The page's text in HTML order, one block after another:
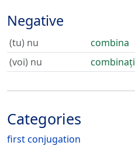
Negative
(tu) nu
combina
(voi) nu
combinați
Categories
first conjugation